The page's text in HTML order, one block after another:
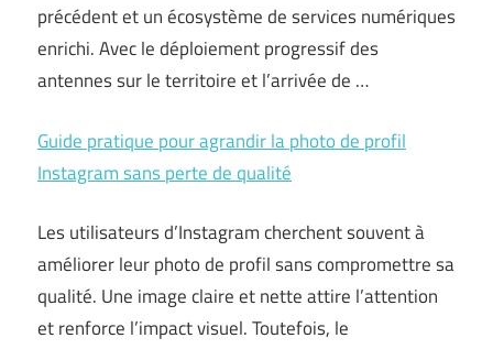
précédent et un écosystème de services numériques
enrichi. Avec le déploiement progressif des
antennes sur le territoire et l’arrivée de …
Guide pratique pour agrandir la photo de profil
Instagram sans perte de qualité
Les utilisateurs d’Instagram cherchent souvent à
améliorer leur photo de profil sans compromettre sa
qualité. Une image claire et nette attire l’attention
et renforce l’impact visuel. Toutefois, le